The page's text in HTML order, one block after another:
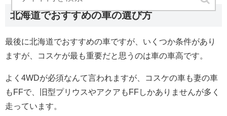
北海道でおすすめの車の選び方
最後に北海道でおすすめの車ですが、いくつか条件があり
ますが、コスケが最も重要だと思うのは車の車高です。
よく4WDが必須なんて言われますが、コスケの車も妻の車
もFFで、旧型プリウスやアクアもFFしかありませんが多く
走っています。